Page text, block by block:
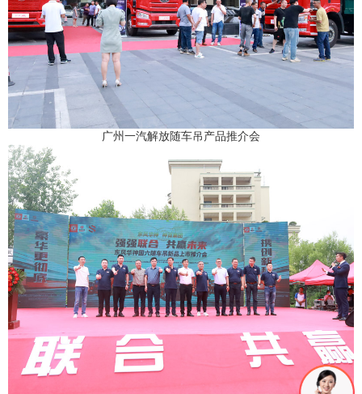
广州一汽解放随车吊产品推介会